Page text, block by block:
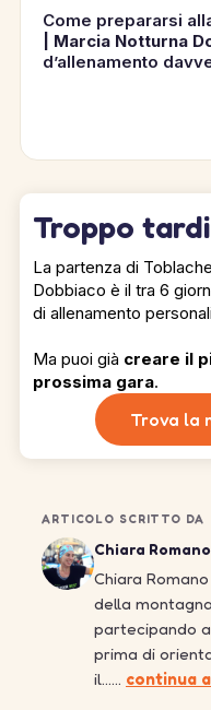
Come prepararsi
| Marcia Notturna
d’allenamento
Troppo
La partenza di
Dobbiaco è il tra 6
di allenamento
Ma puoi già creare il
prossima gara.
Trova la
ARTICOLO SCRITTO DA
Chiara Romano
Chiara
della
partecipando
prima di
il…… continua